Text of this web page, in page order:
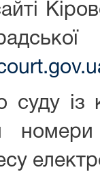
суду із
номери